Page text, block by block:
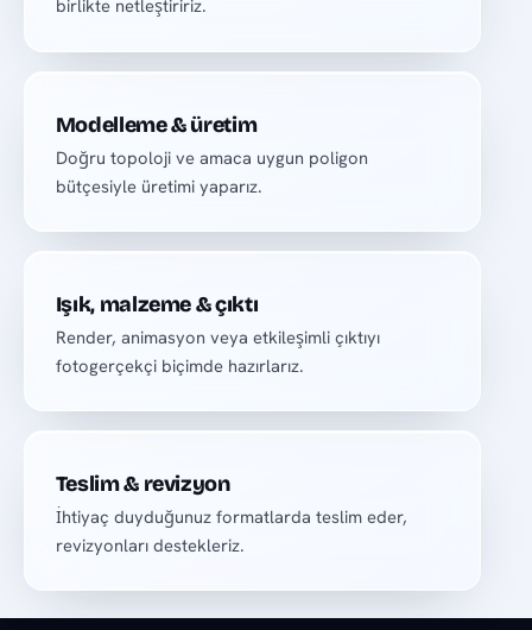
birlikte netleştiririz.
Modelleme & üretim
Doğru topoloji ve amaca uygun poligon
bütçesiyle üretimi yaparız.
Işık, malzeme & çıktı
Render, animasyon veya etkileşimli çıktıyı
fotogerçekçi biçimde hazırlarız.
Teslim & revizyon
İhtiyaç duyduğunuz formatlarda teslim eder,
revizyonları destekleriz.